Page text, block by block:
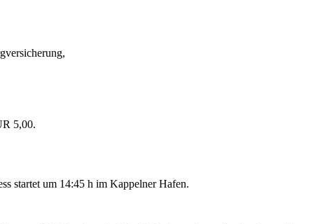
5,00.
startet um 14:45 h im Kappelner Hafen.